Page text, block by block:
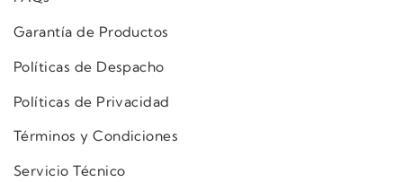
Garantía de Productos
Políticas de Despacho
Políticas de Privacidad
Términos y Condiciones
Servicio Técnico